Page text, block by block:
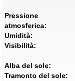
Pressione
atmosferica:
Umidità:
Visibilità:
Alba del sole:
Tramonto del sole: